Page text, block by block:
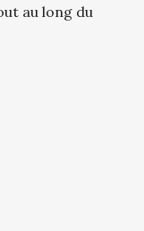
au long du